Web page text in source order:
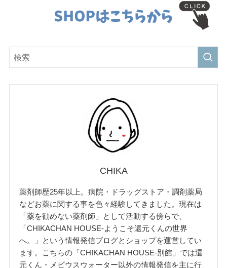
CHIKA
薬剤師歴25年以上。病院・ドラッグストア・調剤薬局
などお薬に関する事を色々経験してきました。現在は
「薬を勧めない薬剤師」として活動する傍らで、
「CHIKACHAN HOUSE-ようこそ還元くんの世界
へ。」という情報発信ブログとショップを運営してい
ます。こちらの「CHIKACHAN HOUSE-別館」では還
元くん・メビウスウォーター以外の情報発信を主に行